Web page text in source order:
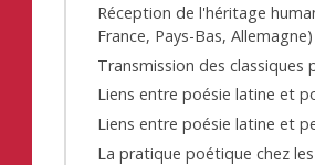
Réception de l'héritage
France, Pays-Bas, Allemagne)
Transmission des classiques
Liens entre poésie latine et
Liens entre poésie latine et
La pratique poétique chez